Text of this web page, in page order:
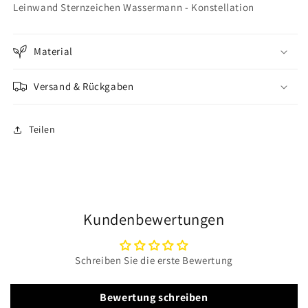
WassermannWassermann
Leinwand Sternzeichen Wassermann - Konstellation
Material
Versand & Rückgaben
Teilen
Kundenbewertungen
Schreiben Sie die erste Bewertung
Bewertung schreiben